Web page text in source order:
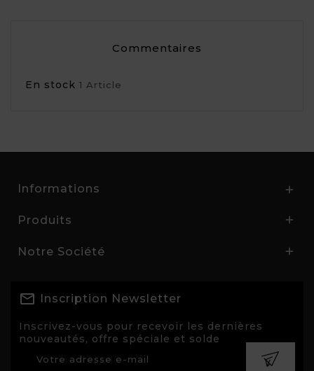
Commentaires
En stock 1 Article
Informations 
Produits 
Notre Société 
Inscription Newsletter
Inscrivez-vous pour recevoir les dernières
nouveautés, offre spéciale et solde